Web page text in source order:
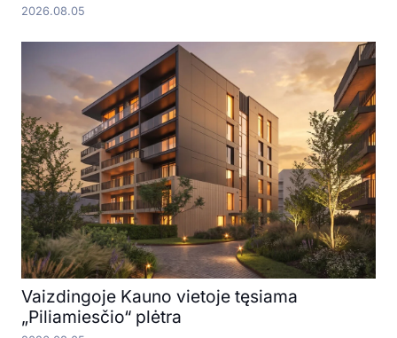
2026.08.05
Vaizdingoje Kauno vietoje tęsiama
„Piliamiesčio“ plėtra